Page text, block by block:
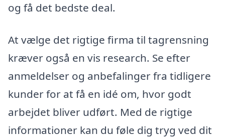
og få det bedste deal.
At vælge det rigtige firma til tagrensning
kræver også en vis research. Se efter
anmeldelser og anbefalinger fra tidligere
kunder for at få en idé om, hvor godt
arbejdet bliver udført. Med de rigtige
informationer kan du føle dig tryg ved dit